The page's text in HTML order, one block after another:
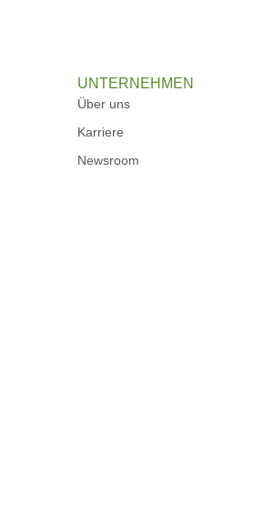
UNTERNEHMEN
Über uns
Karriere
Newsroom